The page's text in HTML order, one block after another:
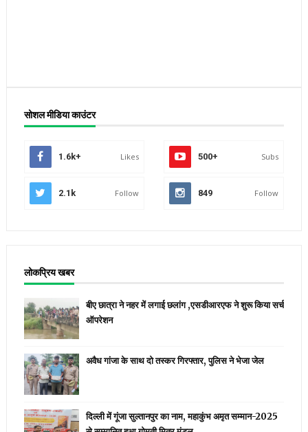
सोशल मीडिया काउंटर
1.6k+ Likes 500+ Subs
2.1k Follow 849 Follow
लोकप्रिय खबर
बीए छात्रा ने नहर में लगाई छलांग ,एसडीआरएफ ने शुरू किया सर्च
ऑपरेशन
अवैध गांजा के साथ दो तस्कर गिरफ्तार, पुलिस ने भेजा जेल
दिल्ली में गूंजा सुल्तानपुर का नाम, महाकुंभ अमृत सम्मान-2025